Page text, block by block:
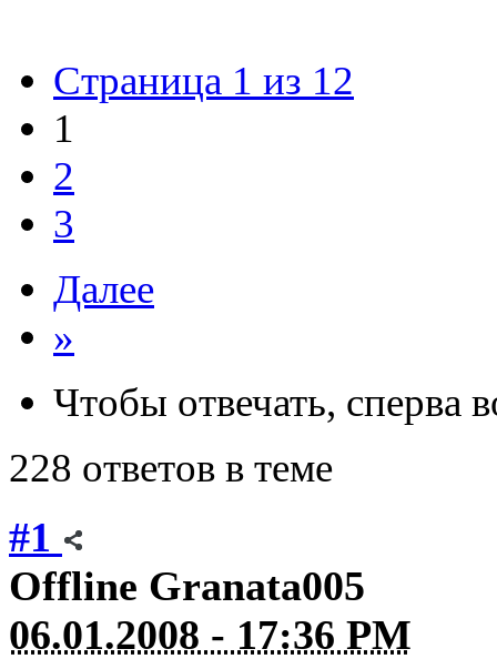
Страница 1 из 12
1
2
3
Далее
»
Чтобы отвечать, сперва
228 ответов в теме
#1
Offline Granata005
06.01.2008 - 17:36 PM